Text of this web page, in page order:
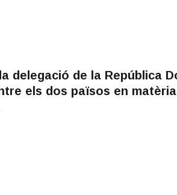
delegació de la República
els dos països en matèria